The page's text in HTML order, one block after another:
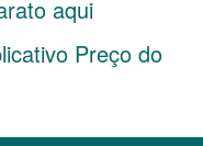
aqui
Preço do